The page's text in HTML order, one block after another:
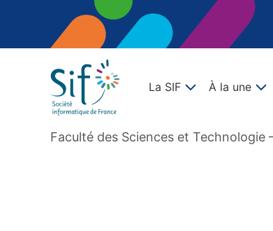
La SIF À la une
Faculté des Sciences et Technologie